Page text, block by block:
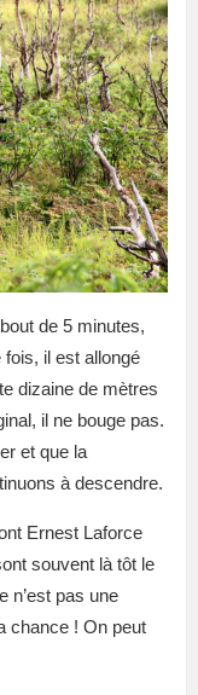
de 5 minutes,
il est allongé
dizaine de mètres
il ne bouge pas.
et que la
à descendre.
Ernest Laforce
souvent là tôt le
n’est pas une
chance ! On peut